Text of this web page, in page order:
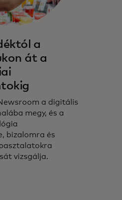
a
át a
a digitális
megy, és a
bizalomra és
vizsgálja.